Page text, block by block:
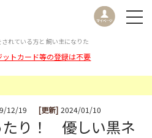
れている方と 飼い主になりた
トカード等の登録は不要
12/19 [更新] 2024/01/10
たり！ 優しい黒ネ